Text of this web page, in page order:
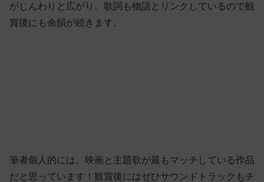
がじんわりと広がり、歌詞も物語とリンクしているので観
賞後にも余韻が続きます。
筆者個人的には、映画と主題歌が最もマッチしている作品
だと思っています！観賞後にはぜひサウンドトラックもチ